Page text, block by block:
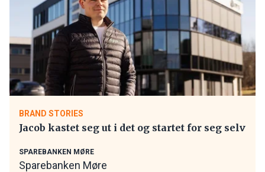
BRAND STORIES
Jacob kastet seg ut i det og startet for seg selv
SPAREBANKEN MØRE
Sparebanken Møre